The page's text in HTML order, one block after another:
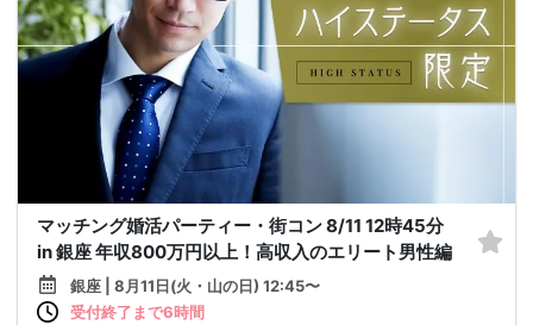
マッチング婚活パーティー・街コン 8/11 12時45分
in 銀座 年収800万円以上！高収入のエリート男性編
銀座 | 8月11日(火・山の日) 12:45〜
受付終了まで6時間